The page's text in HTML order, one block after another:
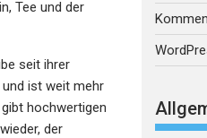
Tee und der
seit ihrer
ist weit mehr
hochwertigen
der